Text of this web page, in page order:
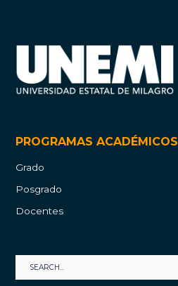
PROGRAMAS ACADÉMICOS
Grado
Posgrado
Docentes